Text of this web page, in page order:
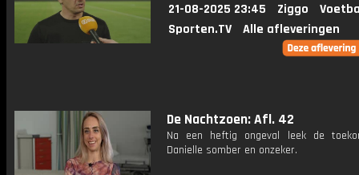
21-08-2025 23:45 Ziggo
Sporten.TV
Alle afleveringen
De Nachtzoen: Afl. 42
Na een heftig ongeval leek de
Danielle somber en onzeker.